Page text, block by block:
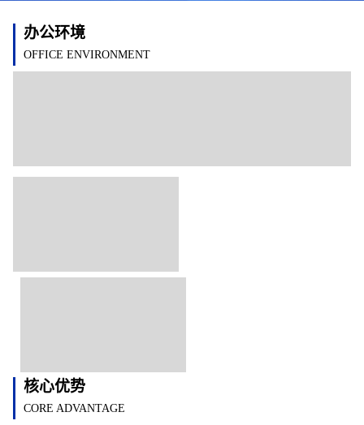
办公环境
OFFICE ENVIRONMENT
核心优势
CORE ADVANTAGE